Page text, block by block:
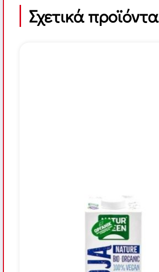
Σχετικά προϊόντα